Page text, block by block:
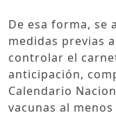
De esa forma, se
medidas previas
controlar el
anticipación,
Calendario
vacunas al